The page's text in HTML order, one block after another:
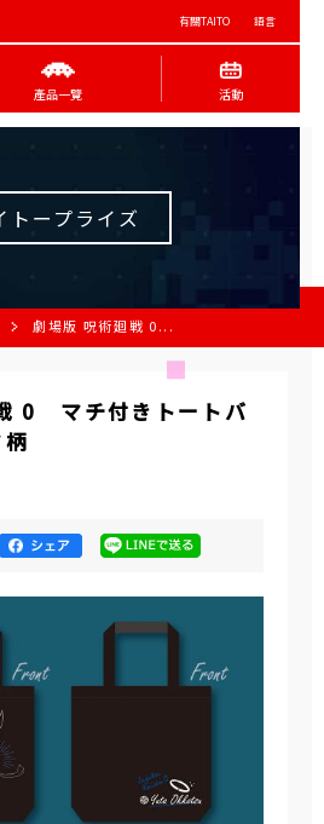
有關TAITO 語言
產品一覽 活動
トープライズ
劇場版 呪術廻戦 0...
0 マチ付きトートバ